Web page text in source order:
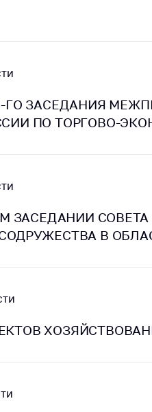
ГО ЗАСЕДАНИЯ
ПО ТОРГОВО-
ЗАСЕДАНИИ
В